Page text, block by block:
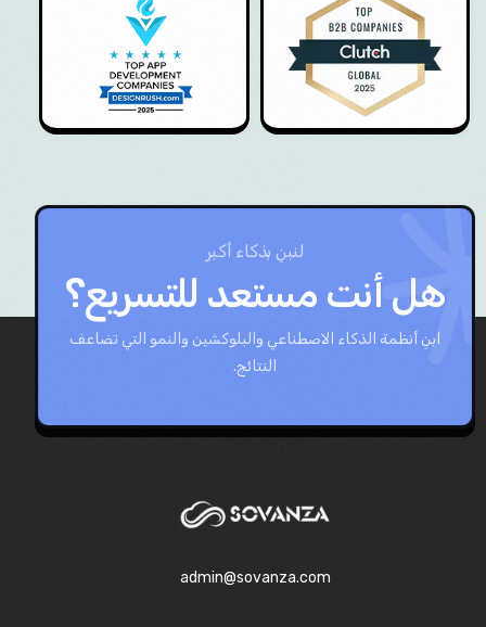
لنبنِ بذكاء أكبر
هل أنت مستعد للتسريع؟
ابنِ أنظمة الذكاء الاصطناعي والبلوكشين والنمو التي تضاعف
النتائج.
admin@sovanza.com